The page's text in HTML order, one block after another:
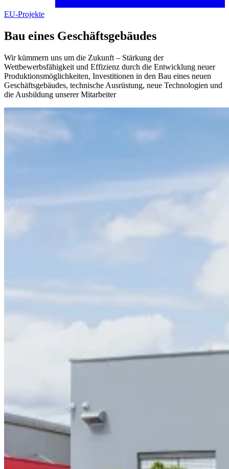
EU-Projekte
Bau eines Geschäftsgebäudes
Wir kümmern uns um die Zukunft – Stärkung der
Wettbewerbsfähigkeit und Effizienz durch die Entwicklung neuer
Produktionsmöglichkeiten, Investitionen in den Bau eines neuen
Geschäftsgebäudes, technische Ausrüstung, neue Technologien und
die Ausbildung unserer Mitarbeiter